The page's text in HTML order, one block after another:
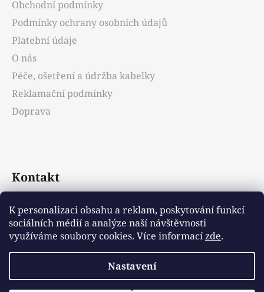
K personalizaci obsahu a reklam, poskytování funkcí
sociálních médií a analýze naší návštěvnosti
využíváme soubory cookies. Více informacízde.
Nastavení
Obchodní podmínky
Podmínky ochrany osobních údajů
Platební údaje
O nás
Péče, ošetření a údržba kabelky
Reklamační podmínky
Doprava
Kontakt
info@emotys.cz
+421903231812